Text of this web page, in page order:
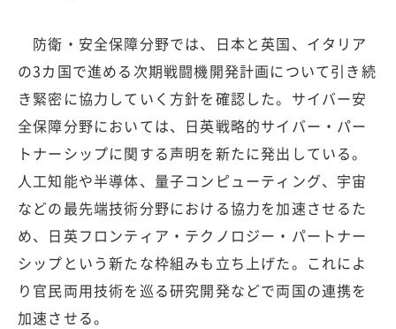
防衛・安全保障分野では、日本と英国、イタリア
の3カ国で進める次期戦闘機開発計画について引き続
き緊密に協力していく方針を確認した。サイバー安
全保障分野においては、日英戦略的サイバー・パー
トナーシップに関する声明を新たに発出している。
人工知能や半導体、量子コンピューティング、宇宙
などの最先端技術分野における協力を加速させるた
め、日英フロンティア・テクノロジー・パートナー
シップという新たな枠組みも立ち上げた。これによ
り官民両用技術を巡る研究開発などで両国の連携を
加速させる。